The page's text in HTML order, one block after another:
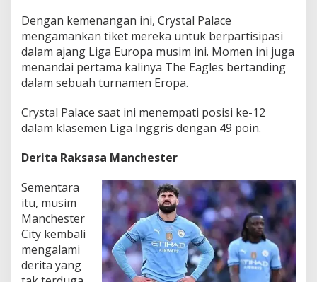
Dengan kemenangan ini, Crystal Palace
mengamankan tiket mereka untuk berpartisipasi
dalam ajang Liga Europa musim ini. Momen ini juga
menandai pertama kalinya The Eagles bertanding
dalam sebuah turnamen Eropa.
Crystal Palace saat ini menempati posisi ke-12
dalam klasemen Liga Inggris dengan 49 poin.
Derita Raksasa Manchester
Sementara
itu, musim
Manchester
City kembali
mengalami
derita yang